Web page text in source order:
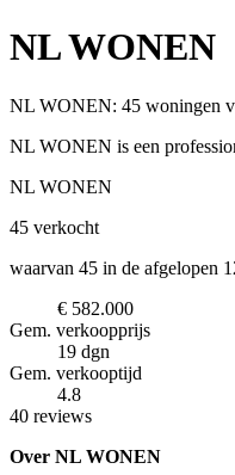
NL WONEN
NL WONEN: 45 woningen
NL WONEN is een
NL WONEN
45 verkocht
waarvan 45 in de afgelopen
€ 582.000
Gem. verkoopprijs
19 dgn
Gem. verkooptijd
4.8
40 reviews
Over NL WONEN